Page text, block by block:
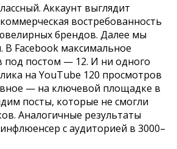
Аккаунт выглядит
востребованность
брендов. Далее мы
Facebook максимальное
под постом — 12. И ни одного
на YouTube 120 просмотров
— на ключевой площадке в
посты, которые не смогли
Аналогичные результаты
с аудиторией в 3000–